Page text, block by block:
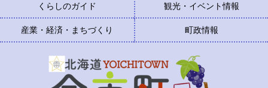
くらしのガイド 観光・イベント情報
産業・経済・まちづくり 町政情報